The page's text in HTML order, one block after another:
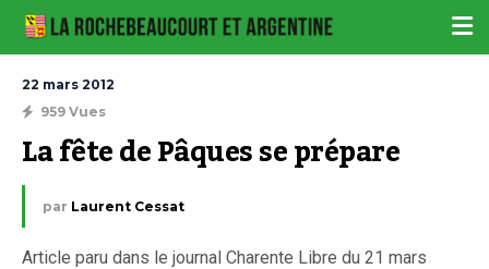
22 mars 2012
959 Vues
La fête de Pâques se prépare
par Laurent Cessat
Article paru dans le journal Charente Libre du 21 mars